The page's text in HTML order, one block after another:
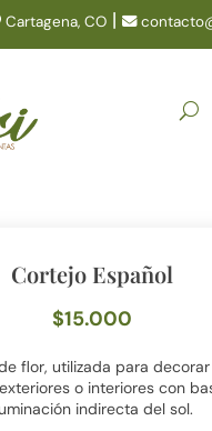
Cartagena, CO|
Cortejo Español
$15.000
flor, utilizada para
o interiores con
indirecta del sol.